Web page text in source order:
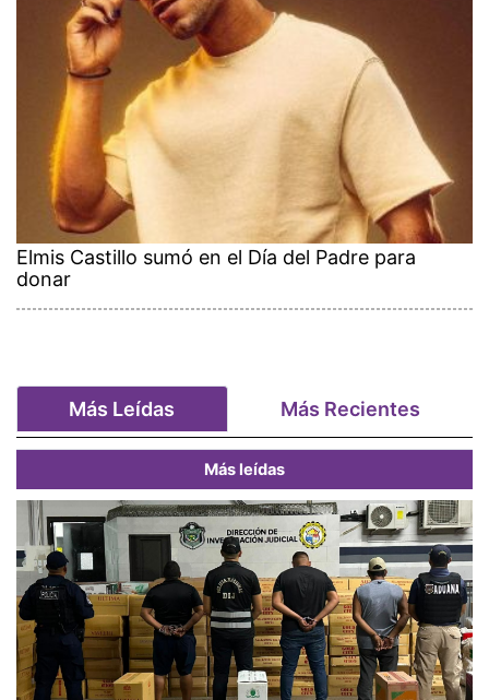
Elmis Castillo sumó en el Día del Padre para
donar
Más Leídas Más Recientes
Más leídas